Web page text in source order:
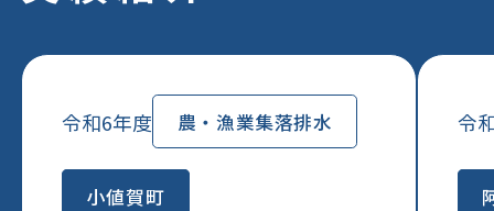
令和6年度 農・漁業集落排水
小値賀町
令